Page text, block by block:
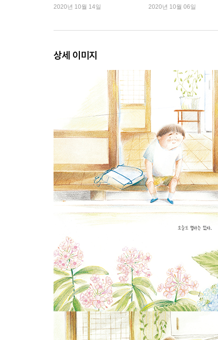
2020년 10월 14일 2020년 10월 06일
상세 이미지